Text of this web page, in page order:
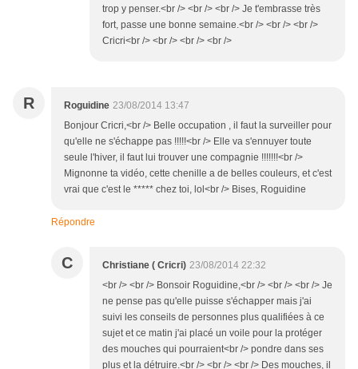
trop y penser.<br /> <br /> <br /> Je t'embrasse très
fort, passe une bonne semaine.<br /> <br /> <br />
Cricri<br /> <br /> <br /> <br />
R Roguidine 23/08/2014 13:47
Bonjour Cricri,<br /> Belle occupation , il faut la surveiller pour
qu'elle ne s'échappe pas !!!!!<br /> Elle va s'ennuyer toute
seule l'hiver, il faut lui trouver une compagnie !!!!!!!<br />
Mignonne ta vidéo, cette chenille a de belles couleurs, et c'est
vrai que c'est le ***** chez toi, lol<br /> Bises, Roguidine
Répondre
C Christiane ( Cricri) 23/08/2014 22:32
<br /> <br /> Bonsoir Roguidine,<br /> <br /> <br /> Je
ne pense pas qu'elle puisse s'échapper mais j'ai
suivi les conseils de personnes plus qualifiées à ce
sujet et ce matin j'ai placé un voile pour la protéger
des mouches qui pourraient<br /> pondre dans ses
plus et la détruire.<br /> <br /> <br /> Des mouches, il